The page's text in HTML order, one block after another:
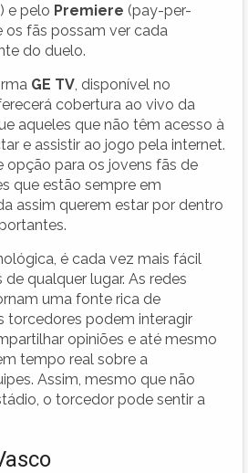
e pelo Premiere (pay-per-
os fãs possam ver cada
do duelo.
GE TV , disponível no
cobertura ao vivo da
aqueles que não têm acesso à
e assistir ao jogo pela internet.
opção para os jovens fãs de
que estão sempre em
assim querem estar por dentro
é cada vez mais fácil
qualquer lugar. As redes
uma fonte rica de
torcedores podem interagir
opiniões e até mesmo
tempo real sobre a
Assim, mesmo que não
o torcedor pode sentir a